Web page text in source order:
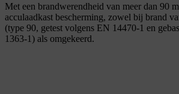
Met een brandwerendheid van meer dan 90
acculaadkast bescherming, zowel bij brand
(type 90, getest volgens EN 14470-1 en
1363-1) als omgekeerd.